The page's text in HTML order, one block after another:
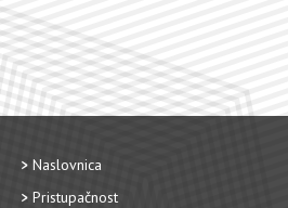
Naslovnica
Pristupačnost